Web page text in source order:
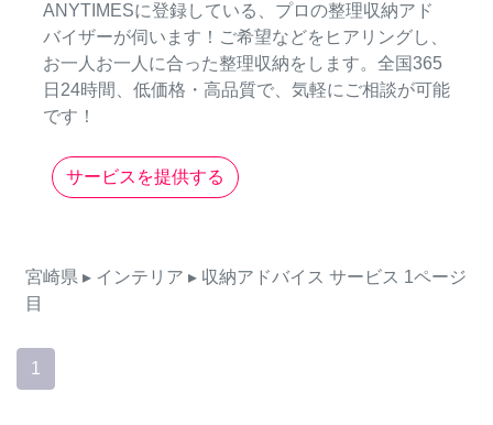
ANYTIMESに登録している、プロの整理収納アド
バイザーが伺います！ご希望などをヒアリングし、
お一人お一人に合った整理収納をします。全国365
日24時間、低価格・高品質で、気軽にご相談が可能
です！
サービスを提供する
宮崎県 ▸ インテリア ▸ 収納アドバイス サービス 1ページ
目
1